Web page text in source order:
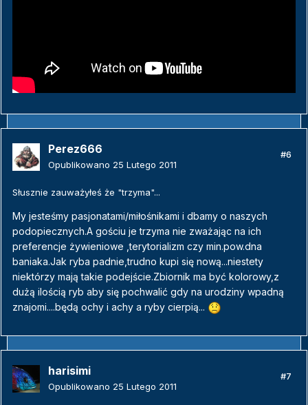
Perez666
Opublikowano 25 Lutego 2011
#6
Słusznie zauważyłeś że "trzyma"...
My jesteśmy pasjonatami/miłośnikami i dbamy o naszych
podopiecznych.A gościu je trzyma nie zważając na ich
preferencje żywieniowe ,terytorializm czy min.pow.dna
baniaka.Jak ryba padnie,trudno kupi się nową...niestety
niektórzy mają takie podejście.Zbiornik ma być kolorowy,z
dużą ilością ryb aby się pochwalić gdy na urodziny wpadną
znajomi....będą ochy i achy a ryby cierpią...
harisimi
Opublikowano 25 Lutego 2011
#7